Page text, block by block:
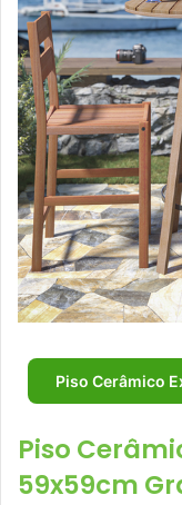
Piso Cerâmico
Piso
59x59cm